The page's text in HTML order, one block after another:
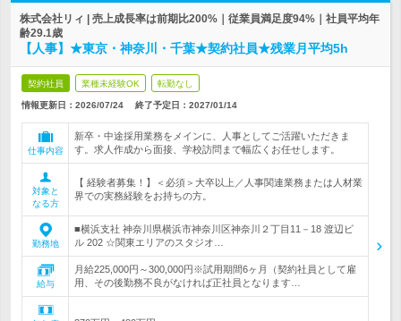
株式会社リィ | 売上成長率は前期比200%｜従業員満足度94%｜社員平均年
齢29.1歳
【人事】★東京・神奈川・千葉★契約社員★残業月平均5h
契約社員 業種未経験OK 転勤なし
情報更新日：2026/07/24 終了予定日： 2027/01/14
仕事内容
新卒・中途採用業務をメインに、人事としてご活躍いただきま
す。求人作成から面接、学校訪問まで幅広くお任せします。
対象と
なる方
【 経験者募集！】＜必須＞大卒以上／人事関連業務または人材業
界での実務経験をお持ちの方。
勤務地
■横浜支社 神奈川県横浜市神奈川区神奈川２丁目11－18 渡辺ビ
ル 202 ☆関東エリアのスタジオ…
給与
月給225,000円～300,000円※試用期間6ヶ月（契約社員として雇
用、その後勤務不良がなければ正社員となります…